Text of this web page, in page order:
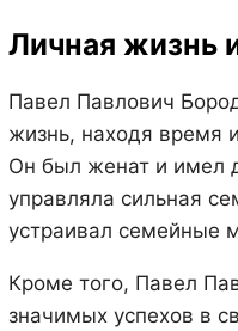
Личная жизнь
Павел Павлович
жизнь, находя время
Он был женат и имел
управляла сильная
устраивал семейные
Кроме того, Павел
значимых успехов в